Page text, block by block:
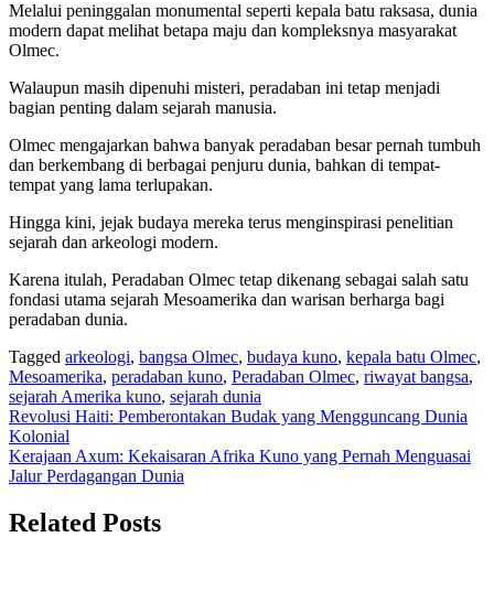
Melalui peninggalan monumental seperti kepala batu raksasa, dunia
modern dapat melihat betapa maju dan kompleksnya masyarakat
Olmec.
Walaupun masih dipenuhi misteri, peradaban ini tetap menjadi
bagian penting dalam sejarah manusia.
Olmec mengajarkan bahwa banyak peradaban besar pernah tumbuh
dan berkembang di berbagai penjuru dunia, bahkan di tempat-
tempat yang lama terlupakan.
Hingga kini, jejak budaya mereka terus menginspirasi penelitian
sejarah dan arkeologi modern.
Karena itulah, Peradaban Olmec tetap dikenang sebagai salah satu
fondasi utama sejarah Mesoamerika dan warisan berharga bagi
peradaban dunia.
Tagged arkeologi, bangsa Olmec, budaya kuno, kepala batu Olmec,
Mesoamerika, peradaban kuno, Peradaban Olmec, riwayat bangsa,
sejarah Amerika kuno, sejarah dunia
Navigasi
pos
Revolusi Haiti: Pemberontakan Budak yang Mengguncang Dunia
Kolonial
Kerajaan Axum: Kekaisaran Afrika Kuno yang Pernah Menguasai
Jalur Perdagangan Dunia
Related Posts